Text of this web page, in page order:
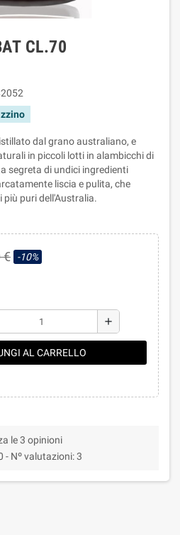
CL.70
dal grano australiano, e
in piccoli lotti in alambicchi di
segreta di undici ingredienti
liscia e pulita, che
puri dell'Australia.
€ -10%
add
AL CARRELLO
le 3 opinioni
- Nº valutazioni:3